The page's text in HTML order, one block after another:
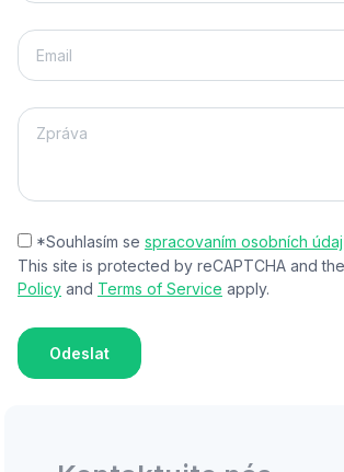
*Souhlasím se spracovaním osobních
This site is protected by reCAPTCHA and
Policy and Terms of Service apply.
Odeslat